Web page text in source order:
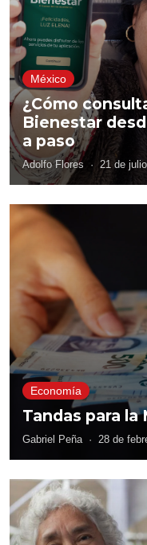
México
¿Cómo
Bienestar
a paso
Adolfo Flores · 21 de
Economía
Tandas para la
Gabriel Peña · 28 de